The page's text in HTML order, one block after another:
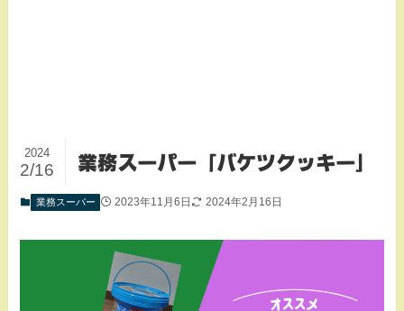
業務スーパー「バケツクッキー」
2024
2/16
業務スーパー 2023年11月6日 2024年2月16日